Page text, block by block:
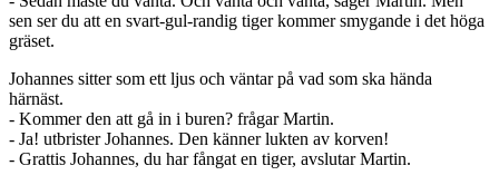
sen ser du att en svart-gul-randig tiger kommer smygande i det höga
gräset.
Johannes sitter som ett ljus och väntar på vad som ska hända
härnäst.
- Kommer den att gå in i buren? frågar Martin.
- Ja! utbrister Johannes. Den känner lukten av korven!
- Grattis Johannes, du har fångat en tiger, avslutar Martin.